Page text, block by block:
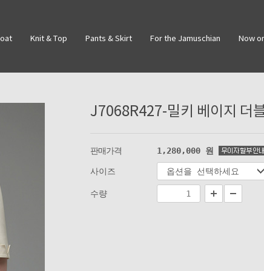
Knit & Top Pants & Skirt For the Jamuschian Now
J7068R427-밀키 베이지 더
판매가격 1,280,000 원
사이즈
수량